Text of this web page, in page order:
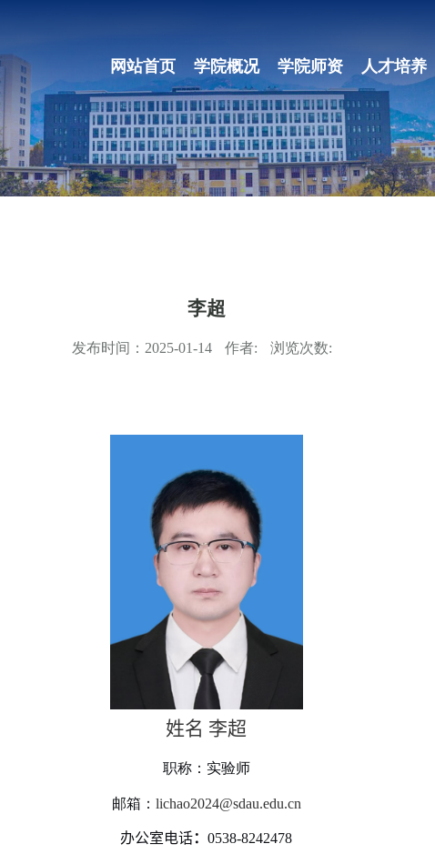
网站首页 学院概况 学院师资 人才培养
李超
发布时间： 2025-01-14 作者: 浏览次数:
姓名 李超
职称：实验师
邮箱 ： lichao2024@sdau.edu.cn
办公室电话：0538-8242478